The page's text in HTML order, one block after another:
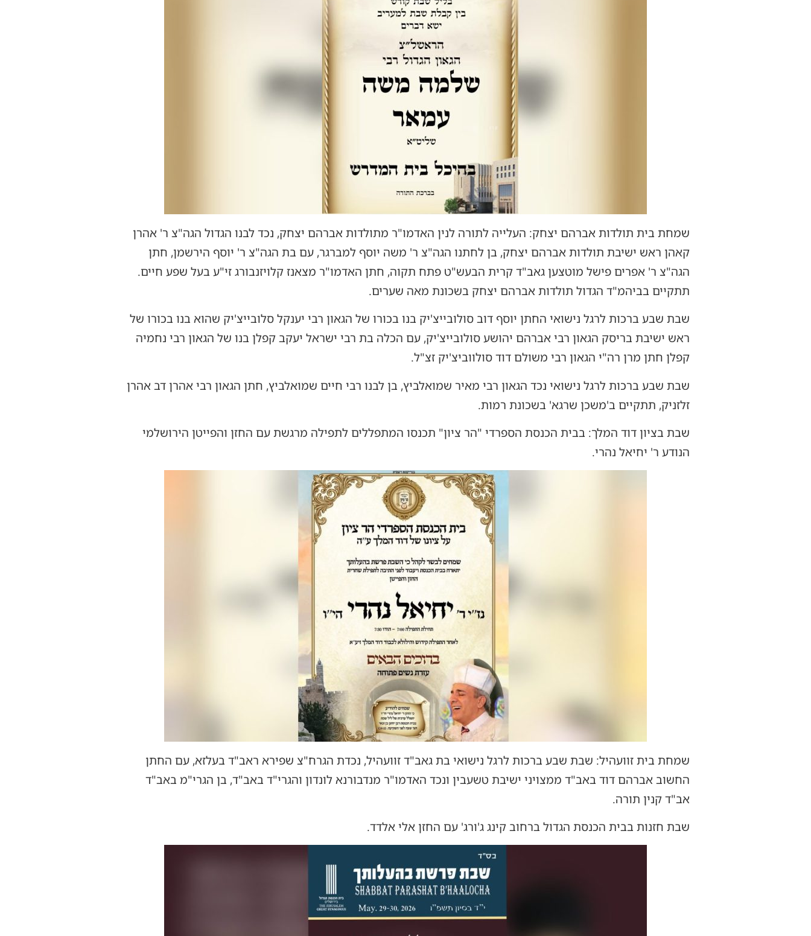
שמחת בית תולדות אברהם יצחק: העלייה לתורה לנין האדמו"ר מתולדות אברהם יצחק, נכד לבנו הגדול הגה"צ ר' אהרן
קאהן ראש ישיבת תולדות אברהם יצחק, בן לחתנו הגה"צ ר' משה יוסף למברגר, עם בת הגה"צ ר' יוסף הירשמן, חתן
הגה"צ ר' אפרים פישל מוטצען גאב"ד קרית הבעש"ט פתח תקוה, חתן האדמו"ר מצאנז קלויזנבורג זי"ע בעל שפע חיים.
תתקיים בביהמ"ד הגדול תולדות אברהם יצחק בשכונת מאה שערים.
שבת שבע ברכות לרגל נישואי החתן יוסף דוב סולובייצ'יק בנו בכורו של הגאון רבי יענקל סלובייצ'יק שהוא בנו בכורו של
ראש ישיבת בריסק הגאון רבי אברהם יהושע סולובייצ'יק, עם הכלה בת רבי ישראל יעקב קפלן בנו של הגאון רבי נחמיה
קפלן חתן מרן רה"י הגאון רבי משולם דוד סולווביצ'יק זצ"ל.
שבת שבע ברכות לרגל נישואי נכד הגאון רבי מאיר שמואלביץ, בן לבנו רבי חיים שמואלביץ, חתן הגאון רבי אהרן דב אהרן
זלזניק, תתקיים ב'משכן שרגא' בשכונת רמות.
שבת בציון דוד המלך: בבית הכנסת הספרדי "הר ציון" תכנסו המתפללים לתפילה מרגשת עם החזן והפייטן הירושלמי
הנודע ר' יחיאל נהרי.
שמחת בית זוועהיל: שבת שבע ברכות לרגל נישואי בת גאב"ד זוועהיל, נכדת הגרח"צ שפירא ראב"ד בעלזא, עם החתן
החשוב אברהם דוד באב"ד ממצויני ישיבת טשעבין ונכד האדמו"ר מנדבורנא לונדון והגרי"ד באב"ד, בן הגרי"מ באב"ד
אב"ד קנין תורה.
שבת חזנות בבית הכנסת הגדול ברחוב קינג ג'ורג' עם החזן אלי אלדד.